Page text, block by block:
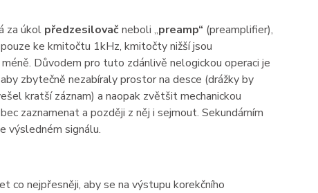
za úkol předzesilovač neboli „preamp“ (preamplifier),
ke kmitočtu 1kHz, kmitočty nižší jsou
Důvodem pro tuto zdánlivě nelogickou operaci je
zbytečně nezabíraly prostor na desce (drážky by
kratší záznam) a naopak zvětšit mechanickou
zaznamenat a později z něj i sejmout. Sekundárním
výsledném signálu.
co nejpřesněji, aby se na výstupu korekčního